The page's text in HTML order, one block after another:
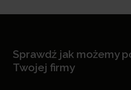
Sprawdź jak możemy
Twojej firmy